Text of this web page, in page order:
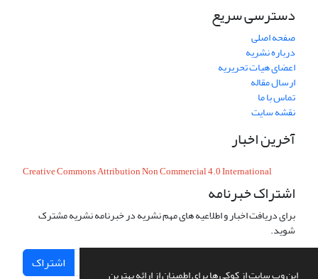
این وب سایت از کوکی ها برای اطمینان از ارائه بهترین
دسترسی سریع
صفحه اصلی
درباره نشریه
اعضای هیات تحریریه
ارسال مقاله
تماس با ما
نقشه سایت
آخرین اخبار
Creative Commons Attribution Non Commercial 4.0 International
اشتراک خبرنامه
برای دریافت اخبار و اطلاعیه های مهم نشریه در خبرنامه نشریه مشترک
شوید.
اشتراک